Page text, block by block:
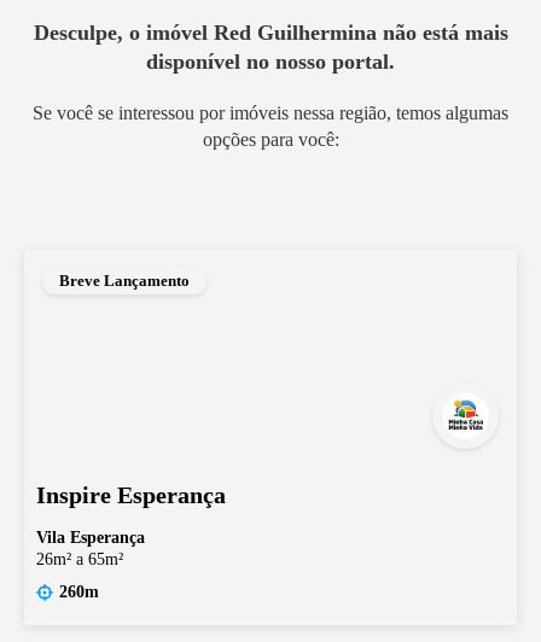
Desculpe, o imóvel Red Guilherminanão está mais
disponível no nosso portal.
Se você se interessou por imóveis nessa região, temos algumas
opções para você:
Breve Lançamento
Inspire Esperança
Vila Esperança
26m² a 65m²
260m